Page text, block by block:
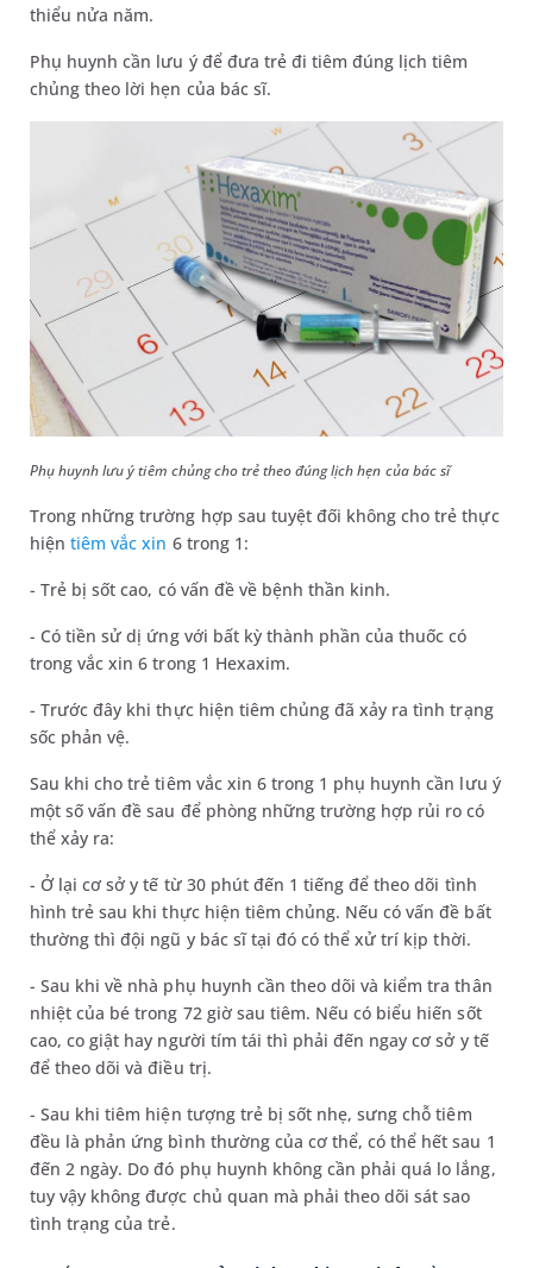
thiểu nửa năm.
Phụ huynh cần lưu ý để đưa trẻ đi tiêm đúng lịch tiêm
chủng theo lời hẹn của bác sĩ.
Phụ huynh lưu ý tiêm chủng cho trẻ theo đúng lịch hẹn của bác sĩ
Trong những trường hợp sau tuyệt đối không cho trẻ thực
hiệntiêm vắc xin 6 trong 1:
- Trẻ bị sốt cao, có vấn đề về bệnh thần kinh.
- Có tiền sử dị ứng với bất kỳ thành phần của thuốc có
trong vắc xin 6 trong 1 Hexaxim.
- Trước đây khi thực hiện tiêm chủng đã xảy ra tình trạng
sốc phản vệ.
Sau khi cho trẻ tiêm vắc xin 6 trong 1 phụ huynh cần lưu ý
một số vấn đề sau để phòng những trường hợp rủi ro có
thể xảy ra:
- Ở lại cơ sở y tế từ 30 phút đến 1 tiếng để theo dõi tình
hình trẻ sau khi thực hiện tiêm chủng. Nếu có vấn đề bất
thường thì đội ngũ y bác sĩ tại đó có thể xử trí kịp thời.
- Sau khi về nhà phụ huynh cần theo dõi và kiểm tra thân
nhiệt của bé trong 72 giờ sau tiêm. Nếu có biểu hiến sốt
cao, co giật hay người tím tái thì phải đến ngay cơ sở y tế
để theo dõi và điều trị.
- Sau khi tiêm hiện tượng trẻ bị sốt nhẹ, sưng chỗ tiêm
đều là phản ứng bình thường của cơ thể, có thể hết sau 1
đến 2 ngày. Do đó phụ huynh không cần phải quá lo lắng,
tuy vậy không được chủ quan mà phải theo dõi sát sao
tình trạng của trẻ.